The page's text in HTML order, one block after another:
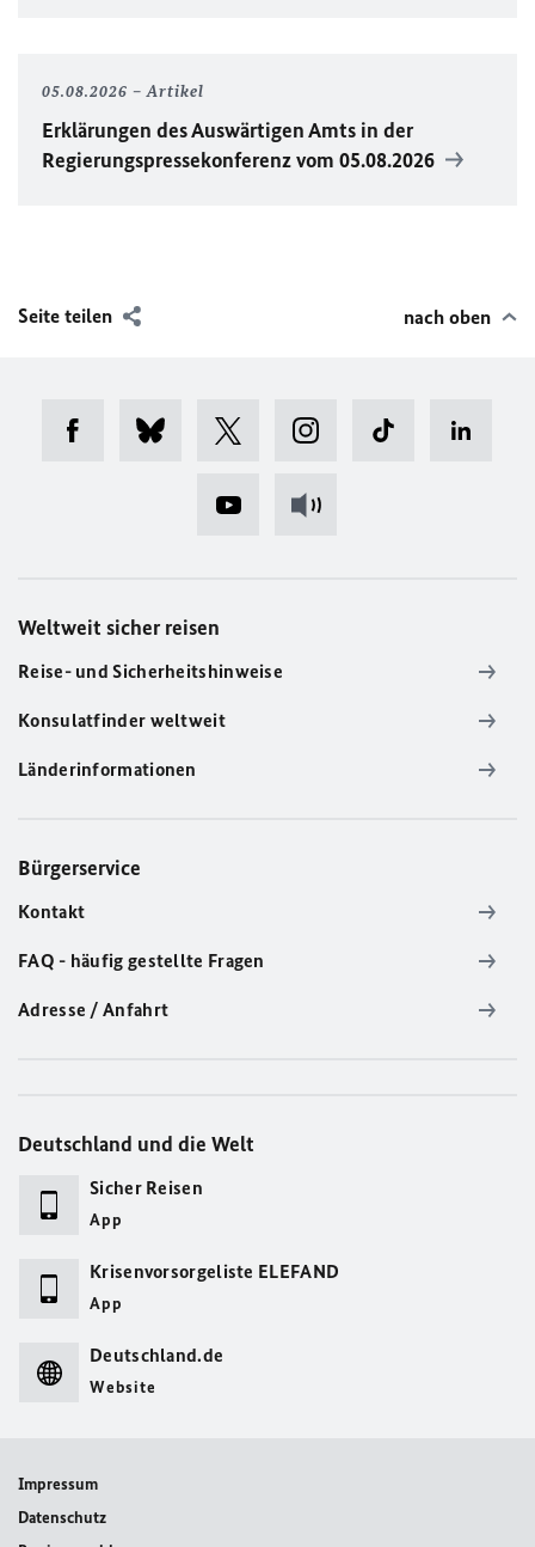
05.08.2026 Artikel
Erklärungen des Auswärtigen Amts in der
Regierungspressekonferenz vom 05.08.2026
Seite teilen nach oben
Weltweit sicher reisen
Reise- und Sicherheitshinweise
Konsulatfinder weltweit
Länderinformationen
Bürgerservice
Kontakt
FAQ - häufig gestellte Fragen
Adresse / Anfahrt
Deutschland und die Welt
Sicher Reisen
App
Krisenvorsorgeliste ELEFAND
App
Deutschland.de
Website
Impressum
Datenschutz